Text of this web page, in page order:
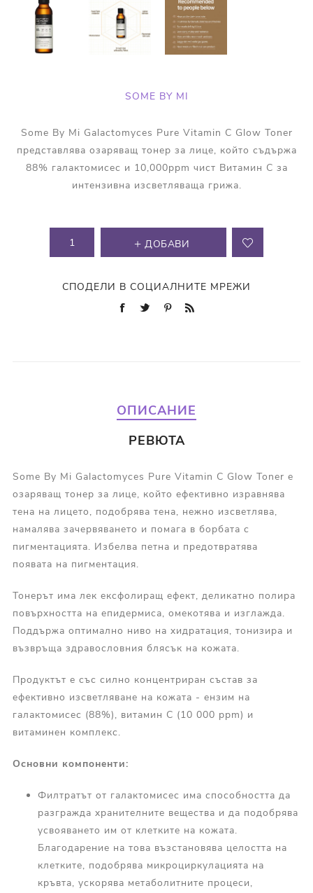
SOME BY MI
Some By Mi Galactomyces Pure Vitamin C Glow Toner
представлява озаряващ тонер за лице, който съдържа
88% галактомисес и 10,000ppm чист Витамин С за
интензивна изсветляваща грижа.
ДОБАВИ
СПОДЕЛИ В СОЦИАЛНИТЕ МРЕЖИ
ОПИСАНИЕ
РЕВЮТА
Some By Mi Galactomyces Pure Vitamin C Glow Toner е
озаряващ тонер за лице, който ефективно изравнява
тена на лицето, подобрява тена, нежно изсветлява,
намалява зачервяването и помага в борбата с
пигментацията. Избелва петна и предотвратява
появата на пигментация.
Тонерът има лек ексфолиращ ефект, деликатно полира
повърхността на епидермиса, омекотява и изглажда.
Поддържа оптимално ниво на хидратация, тонизира и
възвръща здравословния блясък на кожата.
Продуктът е със силно концентриран състав за
ефективно изсветляване на кожата - ензим на
галактомисес (88%), витамин С (10 000 ppm) и
витаминен комплекс.
Основни компоненти:
Филтратът от галактомисес има способността да
разгражда хранителните вещества и да подобрява
усвояването им от клетките на кожата.
Благодарение на това възстановява целостта на
клетките, подобрява микроциркулацията на
кръвта, ускорява метаболитните процеси,